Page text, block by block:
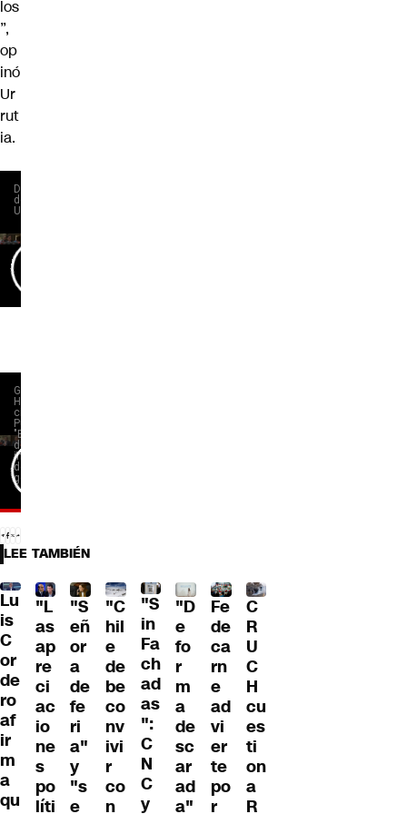
los
”,
op
inó
Ur
rut
ia.
LEE TAMBIÉN
Lu
is
C
or
de
ro
af
ir
m
a
qu
"L
as
ap
re
ci
ac
io
ne
s
po
líti
"S
eñ
or
a
de
fe
ri
a"
y
"s
e
"C
hil
e
de
be
co
nv
ivi
r
co
n
"S
in
Fa
ch
ad
as
":
C
N
C
y
"D
e
fo
r
m
a
de
sc
ar
ad
a"
Fe
de
ca
rn
e
ad
vi
er
te
po
r
C
R
U
C
H
cu
es
ti
on
a
R